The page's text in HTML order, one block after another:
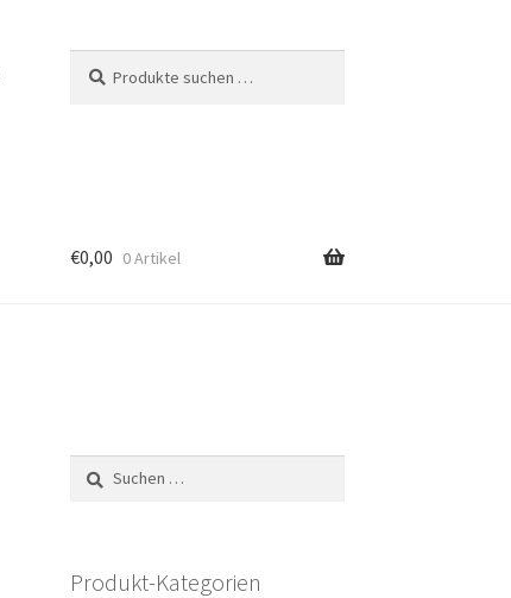
nach:
€0,00 0 Artikel
Suchen
nach:
Produkt-Kategorien